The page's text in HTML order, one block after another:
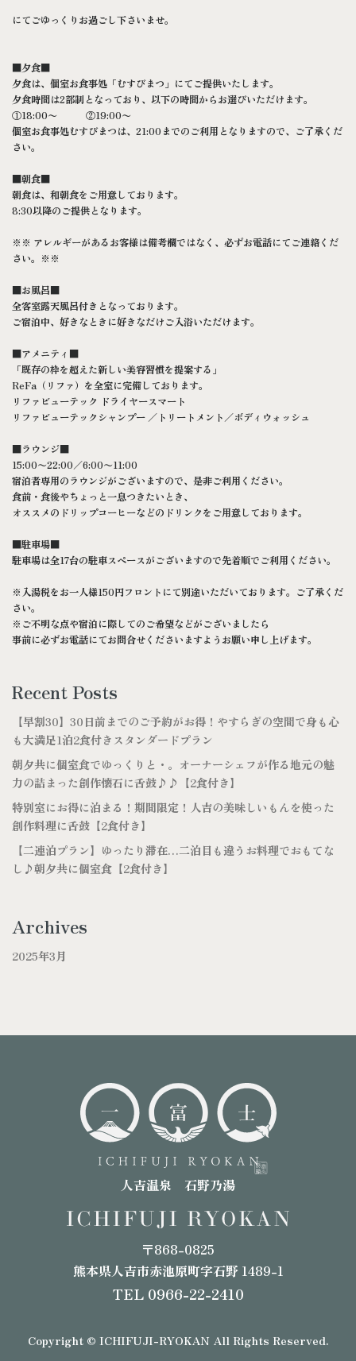
にてごゆっくりお過ごし下さいませ。
■夕食■
夕食は、個室お食事処「むすびまつ」にてご提供いたします。
夕食時間は2部制となっており、以下の時間からお選びいただけます。
①18:00〜 ②19:00〜
個室お食事処むすびまつは、21:00までのご利用となりますので、ご了承くだ
さい。
■朝食■
朝食は、和朝食をご用意しております。
8:30以降のご提供となります。
※※ アレルギーがあるお客様は備考欄ではなく、必ずお電話にてご連絡くだ
さい。※※
■お風呂■
全客室露天風呂付きとなっております。
ご宿泊中、好きなときに好きなだけご入浴いただけます。
■アメニティ■
「既存の枠を超えた新しい美容習慣を提案する」
ReFa（リファ）を全室に完備しております。
リファビューテック ドライヤースマート
リファビューテックシャンプー ／トリートメント／ボディウォッシュ
■ラウンジ■
15:00〜22:00／6:00〜11:00
宿泊者専用のラウンジがございますので、是非ご利用ください。
食前・食後やちょっと一息つきたいとき、
オススメのドリップコーヒーなどのドリンクをご用意しております。
■駐車場■
駐車場は全17台の駐車スペースがございますので先着順でご利用ください。
※入湯税をお一人様150円フロントにて別途いただいております。ご了承くだ
さい。
※ご不明な点や宿泊に際してのご希望などがございましたら
事前に必ずお電話にてお問合せくださいますようお願い申し上げます。
Recent Posts
【早割30】30日前までのご予約がお得！やすらぎの空間で身も心
も大満足1泊2食付きスタンダードプラン
朝夕共に個室食でゆっくりと・。オーナーシェフが作る地元の魅
力の詰まった創作懐石に舌鼓♪♪【2食付き】
特別室にお得に泊まる！期間限定！人吉の美味しいもんを使った
創作料理に舌鼓【2食付き】
【二連泊プラン】ゆったり滞在…二泊目も違うお料理でおもてな
し♪朝夕共に個室食【2食付き】
Archives
2025年3月
人吉温泉 石野乃湯
〒868-0825
熊本県人吉市赤池原町字石野 1489-1
TEL 0966-22-2410
Copyright © ICHIFUJI-RYOKAN All Rights Reserved.